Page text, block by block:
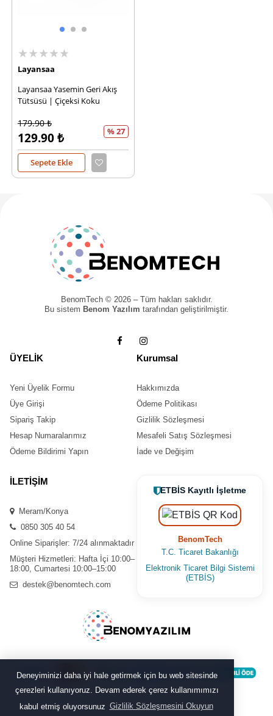
Deneyiminizi daha iyi hale getirmek için bu web sitesinde
çerezleri kullanıyoruz. Devam ederek çerez kullanımımızı
kabul etmiş oluyorsunuz Gizlilik Sözleşmesini Okuyun
★★★★★
Layansaa
Layansaa Yasemin Geri Akış
Tütsüsü | Çiçeksi Koku
179.90₺
129.90₺ % 27
Sepete Ekle
BenomTech © 2026 – Tüm hakları saklıdır.
Bu sistem Benom Yazılım tarafından geliştirilmiştir.
ÜYELİK
Yeni Üyelik Formu
Üye Girişi
Sipariş Takip
Hesap Numaralarımız
Ödeme Bildirimi Yapın
Kurumsal
Hakkımızda
Ödeme Politikası
Gizlilik Sözleşmesi
Mesafeli Satış Sözleşmesi
İade ve Değişim
İLETİŞİM
Meram/Konya
0850 305 40 54
Online Siparişler: 7/24 alınmaktadır
Müşteri Hizmetleri: Hafta İçi 10:00–
18:00, Cumartesi 10:00–15:00
destek@benomtech.com
ETBİS Kayıtlı İşletme
BenomTech
T.C. Ticaret Bakanlığı
Elektronik Ticaret Bilgi Sistemi
(ETBİS)